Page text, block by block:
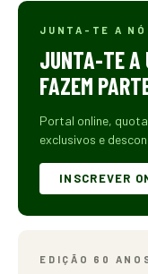
JUNTA-TE A
JUNTA-TE A
FAZEM
Portal online,
exclusivos e
INSCREVER
EDIÇÃO 60